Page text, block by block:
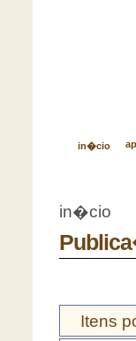
in�cio
in�cio
Itens